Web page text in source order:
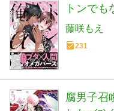
トンで
藤咲もえ
231
腐男子召